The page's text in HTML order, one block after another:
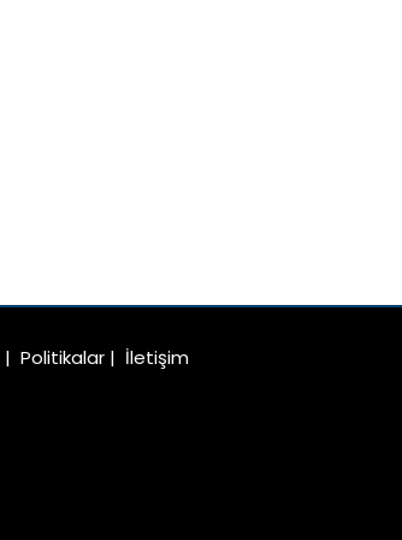
| Politikalar | İletişim